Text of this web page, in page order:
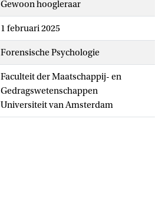
gewoon hoogleraar
1 februari 2025
Forensische Psychologie
Faculteit der Maatschappij- en
Gedragswetenschappen
Universiteit van Amsterdam